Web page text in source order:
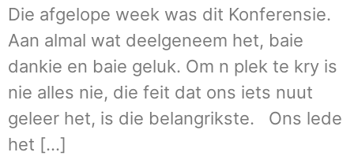
Die afgelope week was dit Konferensie.
Aan almal wat deelgeneem het, baie
dankie en baie geluk. Om n plek te kry is
nie alles nie, die feit dat ons iets nuut
geleer het, is die belangrikste. Ons lede
het […]